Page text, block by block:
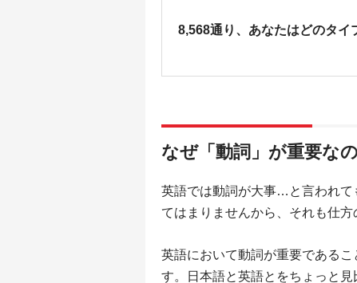
8,568通り、あなたはどのタイ
なぜ「動詞」が重要な
英語では動詞が大事…と言われて
てはまりませんから、それも仕方
英語において動詞が重要である
す。日本語と英語とをちょっと見